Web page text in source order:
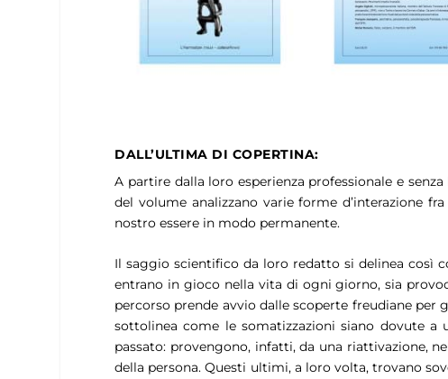
DALL’ULTIMA DI COPERTINA:
A partire dalla loro esperienza professionale e
del volume analizzano varie forme d’interazione
nostro essere in modo permanente.
Il saggio scientifico da loro redatto si delinea così
entrano in gioco nella vita di ogni giorno, sia
percorso prende avvio dalle scoperte freudiane per
sottolinea come le somatizzazioni siano dovute a
passato: provengono, infatti, da una riattivazione,
della persona. Questi ultimi, a loro volta, trovano